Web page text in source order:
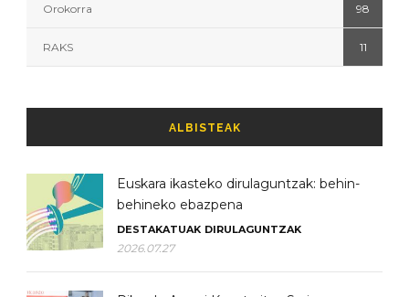
Orokorra 98
RAKS 11
ALBISTEAK
Euskara ikasteko dirulaguntzak: behin-
behineko ebazpena
DESTAKATUAK DIRULAGUNTZAK
2026.07.27